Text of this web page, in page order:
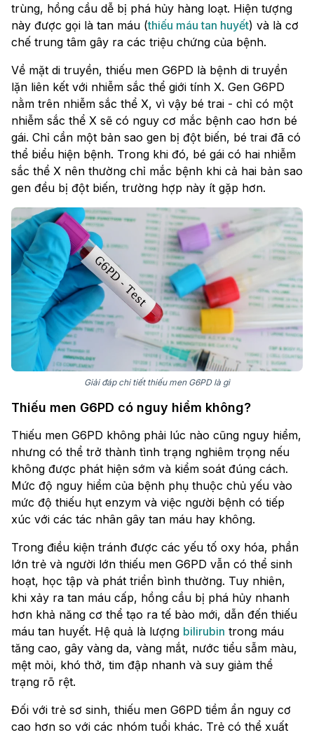
trùng, hồng cầu dễ bị phá hủy hàng loạt. Hiện tượng
này được gọi là tan máu (thiếu máu tan huyết) và là cơ
chế trung tâm gây ra các triệu chứng của bệnh.
Về mặt di truyền, thiếu men G6PD là bệnh di truyền
lặn liên kết với nhiễm sắc thể giới tính X. Gen G6PD
nằm trên nhiễm sắc thể X, vì vậy bé trai - chỉ có một
nhiễm sắc thể X sẽ có nguy cơ mắc bệnh cao hơn bé
gái. Chỉ cần một bản sao gen bị đột biến, bé trai đã có
thể biểu hiện bệnh. Trong khi đó, bé gái có hai nhiễm
sắc thể X nên thường chỉ mắc bệnh khi cả hai bản sao
gen đều bị đột biến, trường hợp này ít gặp hơn.
Giải đáp chi tiết thiếu men G6PD là gì
Thiếu men G6PD có nguy hiểm không?
Thiếu men G6PD không phải lúc nào cũng nguy hiểm,
nhưng có thể trở thành tình trạng nghiêm trọng nếu
không được phát hiện sớm và kiểm soát đúng cách.
Mức độ nguy hiểm của bệnh phụ thuộc chủ yếu vào
mức độ thiếu hụt enzym và việc người bệnh có tiếp
xúc với các tác nhân gây tan máu hay không.
Trong điều kiện tránh được các yếu tố oxy hóa, phần
lớn trẻ và người lớn thiếu men G6PD vẫn có thể sinh
hoạt, học tập và phát triển bình thường. Tuy nhiên,
khi xảy ra tan máu cấp, hồng cầu bị phá hủy nhanh
hơn khả năng cơ thể tạo ra tế bào mới, dẫn đến thiếu
máu tan huyết. Hệ quả là lượng bilirubin trong máu
tăng cao, gây vàng da, vàng mắt, nước tiểu sẫm màu,
mệt mỏi, khó thở, tim đập nhanh và suy giảm thể
trạng rõ rệt.
Đối với trẻ sơ sinh, thiếu men G6PD tiềm ẩn nguy cơ
cao hơn so với các nhóm tuổi khác. Trẻ có thể xuất